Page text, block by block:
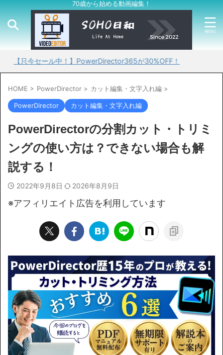
70歳から始める動画編集！
ール中！】PowerDirector365が30%OFF！
HOME > PowerDirector > カット編集・文字入れ編 >
PowerDirector カット編集・文字入れ編
PowerDirectorの分割カット・トリミ
ングの使い方は？できない場合も解
説する！
2022年9月8日 2026年8月9日
※アフィリエイト広告を利用しています